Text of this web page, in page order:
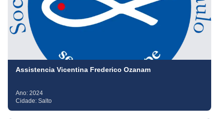
Assistencia Vicentina Frederico Ozanam
Ano: 2024
Cidade: Salto